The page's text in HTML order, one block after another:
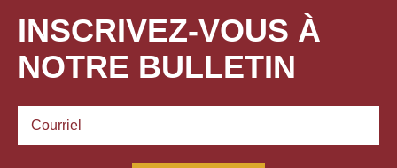
INSCRIVEZ-VOUS À
NOTRE BULLETIN